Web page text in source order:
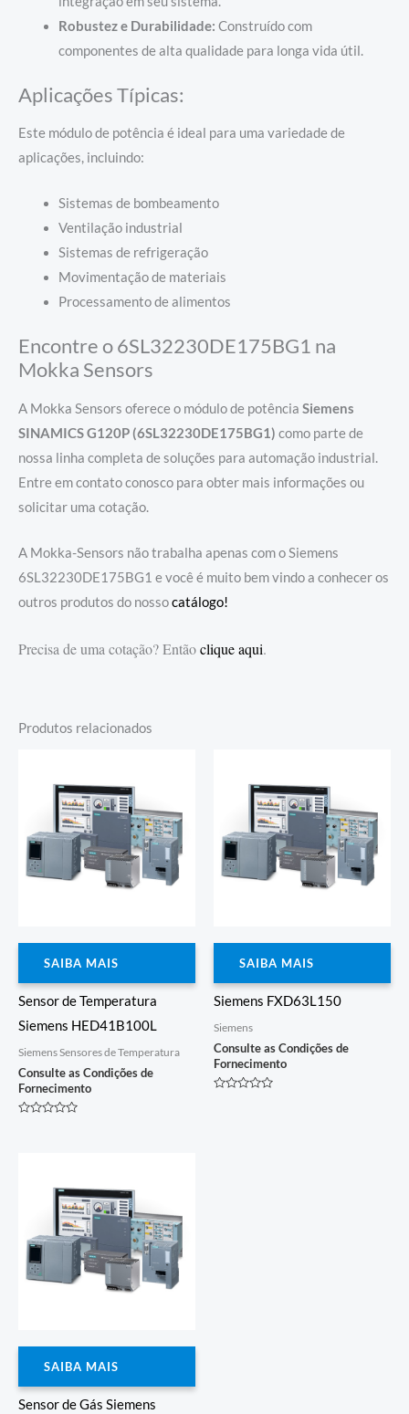
Robustez e Durabilidade: Construído com
componentes de alta qualidade para longa vida útil.
Aplicações Típicas:
Este módulo de potência é ideal para uma variedade de
aplicações, incluindo:
Sistemas de bombeamento
Ventilação industrial
Sistemas de refrigeração
Movimentação de materiais
Processamento de alimentos
Encontre o 6SL32230DE175BG1 na
Mokka Sensors
A Mokka Sensors oferece o módulo de potência Siemens
SINAMICS G120P (6SL32230DE175BG1) como parte de
nossa linha completa de soluções para automação industrial.
Entre em contato conosco para obter mais informações ou
solicitar uma cotação.
A Mokka-Sensors não trabalha apenas com o Siemens
6SL32230DE175BG1 e você é muito bem vindo a conhecer os
outros produtos do nossocatálogo!
Precisa de uma cotação? Entãoclique aqui.
Produtos relacionados
SAIBA MAIS
Sensor de Temperatura
Siemens HED41B100L
Siemens Sensores de Temperatura
Consulte as Condições de
Fornecimento
SAIBA MAIS
Siemens FXD63L150
Siemens
Consulte as Condições de
Fornecimento
SAIBA MAIS
Sensor de Gás Siemens